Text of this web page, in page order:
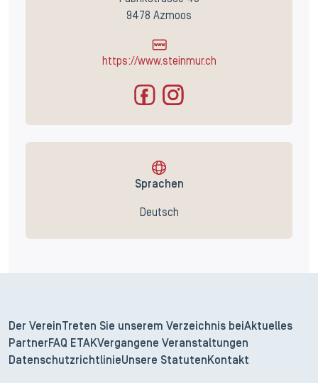
9478 Azmoos
https://www.steinmur.ch
Sprachen
Deutsch
Der Verein Treten Sie unserem Verzeichnis bei Aktuelles
Partner FAQ ETAKVergangene Veranstaltungen
DatenschutzrichtlinieUnsere Statuten Kontakt